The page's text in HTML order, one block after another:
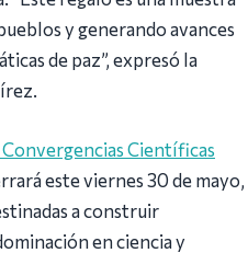
y generando avances
de paz”, expresó la
Científicas
este viernes 30 de mayo,
a construir
en ciencia y